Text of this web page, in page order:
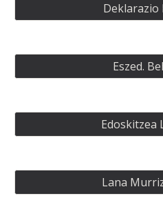
Deklarazio
Eszed.
Edoskitzea
Lana